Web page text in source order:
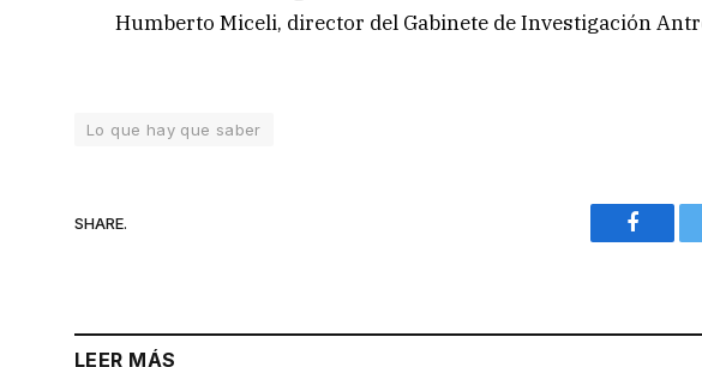
Humberto Miceli, director del Gabinete de Investigación
Lo que hay que saber
SHARE.
LEER MÁS